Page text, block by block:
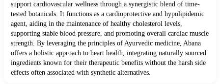
support cardiovascular wellness through a synergistic blend of time-
tested botanicals. It functions as a cardioprotective and hypolipidemic
agent, aiding in the maintenance of healthy cholesterol levels,
supporting stable blood pressure, and promoting overall cardiac muscle
strength. By leveraging the principles of Ayurvedic medicine, Abana
offers a holistic approach to heart health, integrating naturally sourced
ingredients known for their therapeutic benefits without the harsh side
effects often associated with synthetic alternatives.